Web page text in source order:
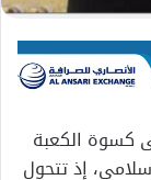
كسوة الكعبة
إذ تتحول